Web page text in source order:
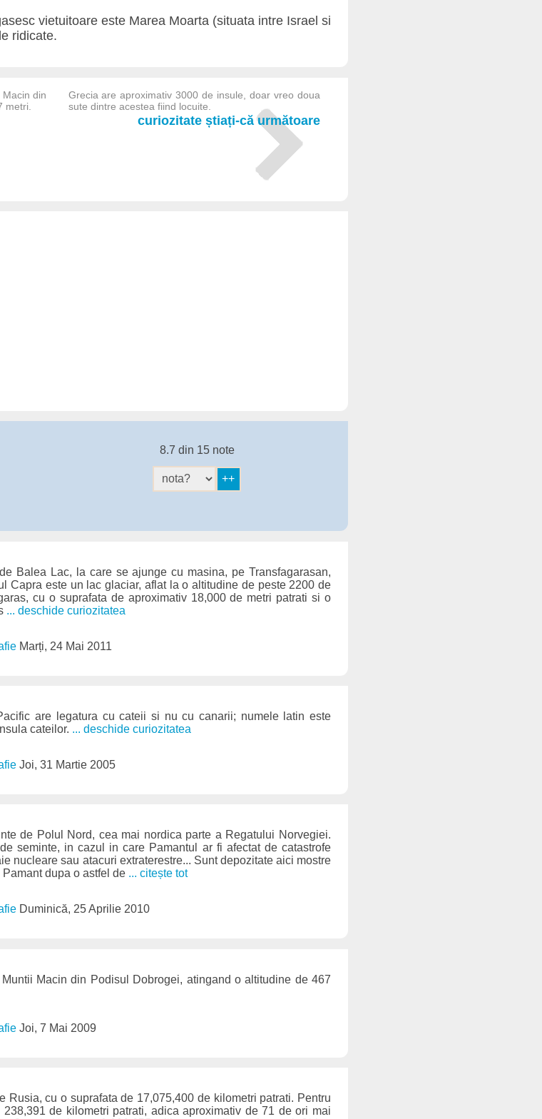
vietuitoare este Marea Moarta (situata intre Israel si
ridicate.
din
metri.
Grecia are aproximativ 3000 de insule, doar vreo doua
sute dintre acestea fiind locuite.
curiozitate știați-că următoare
8.7 din 15 note
Balea Lac, la care se ajunge cu masina, pe Transfagarasan,
Capra este un lac glaciar, aflat la o altitudine de peste 2200 de
cu o suprafata de aproximativ 18,000 de metri patrati si o
... deschide curiozitatea
Marți, 24 Mai 2011
are legatura cu cateii si nu cu canarii; numele latin este
cateilor. ... deschide curiozitatea
Joi, 31 Martie 2005
de Polul Nord, cea mai nordica parte a Regatului Norvegiei.
seminte, in cazul in care Pamantul ar fi afectat de catastrofe
nucleare sau atacuri extraterestre... Sunt depozitate aici mostre
dupa o astfel de ... citește tot
Duminică, 25 Aprilie 2010
Macin din Podisul Dobrogei, atingand o altitudine de 467
Joi, 7 Mai 2009
Rusia, cu o suprafata de 17,075,400 de kilometri patrati. Pentru
de kilometri patrati, adica aproximativ de 71 de ori mai